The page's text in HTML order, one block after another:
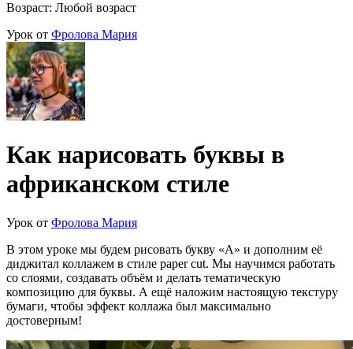
Возраст: Любой возраст
Урок от Фролова Мария
Как нарисовать буквы в
африканском стиле
Урок от Фролова Мария
В этом уроке мы будем рисовать букву «А» и дополним её
диджитал коллажем в стиле paper cut. Мы научимся работать
со слоями, создавать объём и делать тематическую
композицию для буквы. А ещё наложим настоящую текстуру
бумаги, чтобы эффект коллажа был максимально
достоверным!